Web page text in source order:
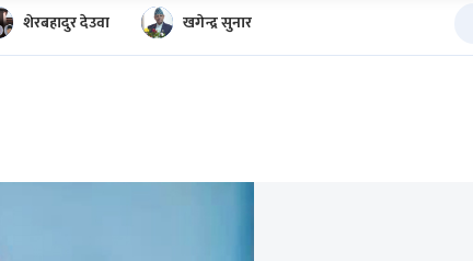
शेरबहादुर देउवा खगेन्द्र सुनार